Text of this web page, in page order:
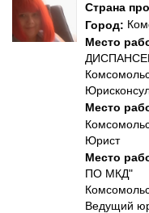
Страна
Город:
Место
Место
Юрист
Место
ПО МКД"
Ведущий